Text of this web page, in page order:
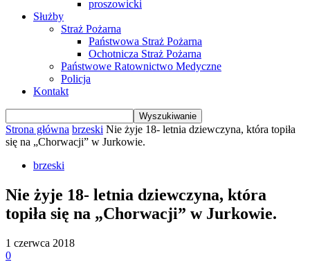
proszowicki
Służby
Straż Pożarna
Państwowa Straż Pożarna
Ochotnicza Straż Pożarna
Państwowe Ratownictwo Medyczne
Policja
Kontakt
Strona główna brzeski Nie żyje 18- letnia dziewczyna, która topiła
się na „Chorwacji” w Jurkowie.
brzeski
Nie żyje 18- letnia dziewczyna, która
topiła się na „Chorwacji” w Jurkowie.
1 czerwca 2018
0